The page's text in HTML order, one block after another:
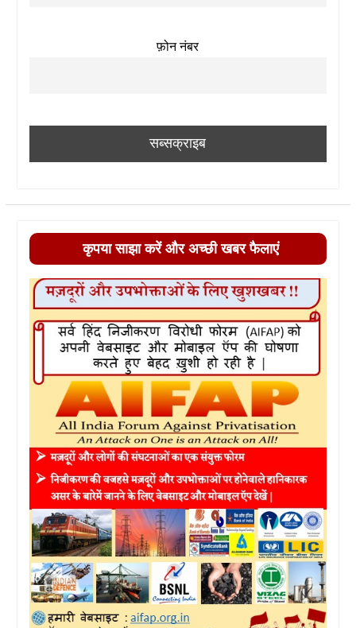
फ़ोन नंबर
कृपया साझा करें और अच्छी खबर फैलाएं